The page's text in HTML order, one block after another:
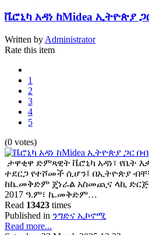
ቬሮኒካ አዳነ ከMidea
Written by Administrator
Rate this item
1
2
3
4
5
(0 votes)
ታዋቂዋ ድምጻዊት ቬሮኒካ አዳነ፣ የቤት
ተደርጋ የተሾመች ሲሆን፤ በኢትዮጵያ
ከኬ.መቅድም ጄነራል አስመጪና ላኪ
2017 ዓ.ም፣ ኬ.መቅድም…
Read 13423 times
Published in ንግድና ኢኮኖሚ
Read more...